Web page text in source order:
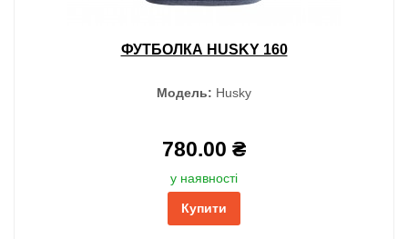
ФУТБОЛКА HUSKY 160
Модель: Husky
780.00 ₴
у наявності
Купити